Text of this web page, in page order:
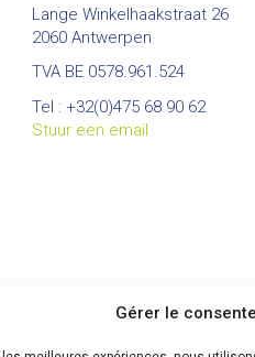
Gérer le
Lange Winkelhaakstraat 26
2060 Antwerpen
TVA BE 0578.961.524
Tel : +32(0)475 68 90 62
Stuur een email